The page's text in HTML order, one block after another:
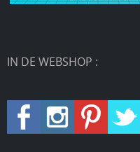
IN DE WEBSHOP :